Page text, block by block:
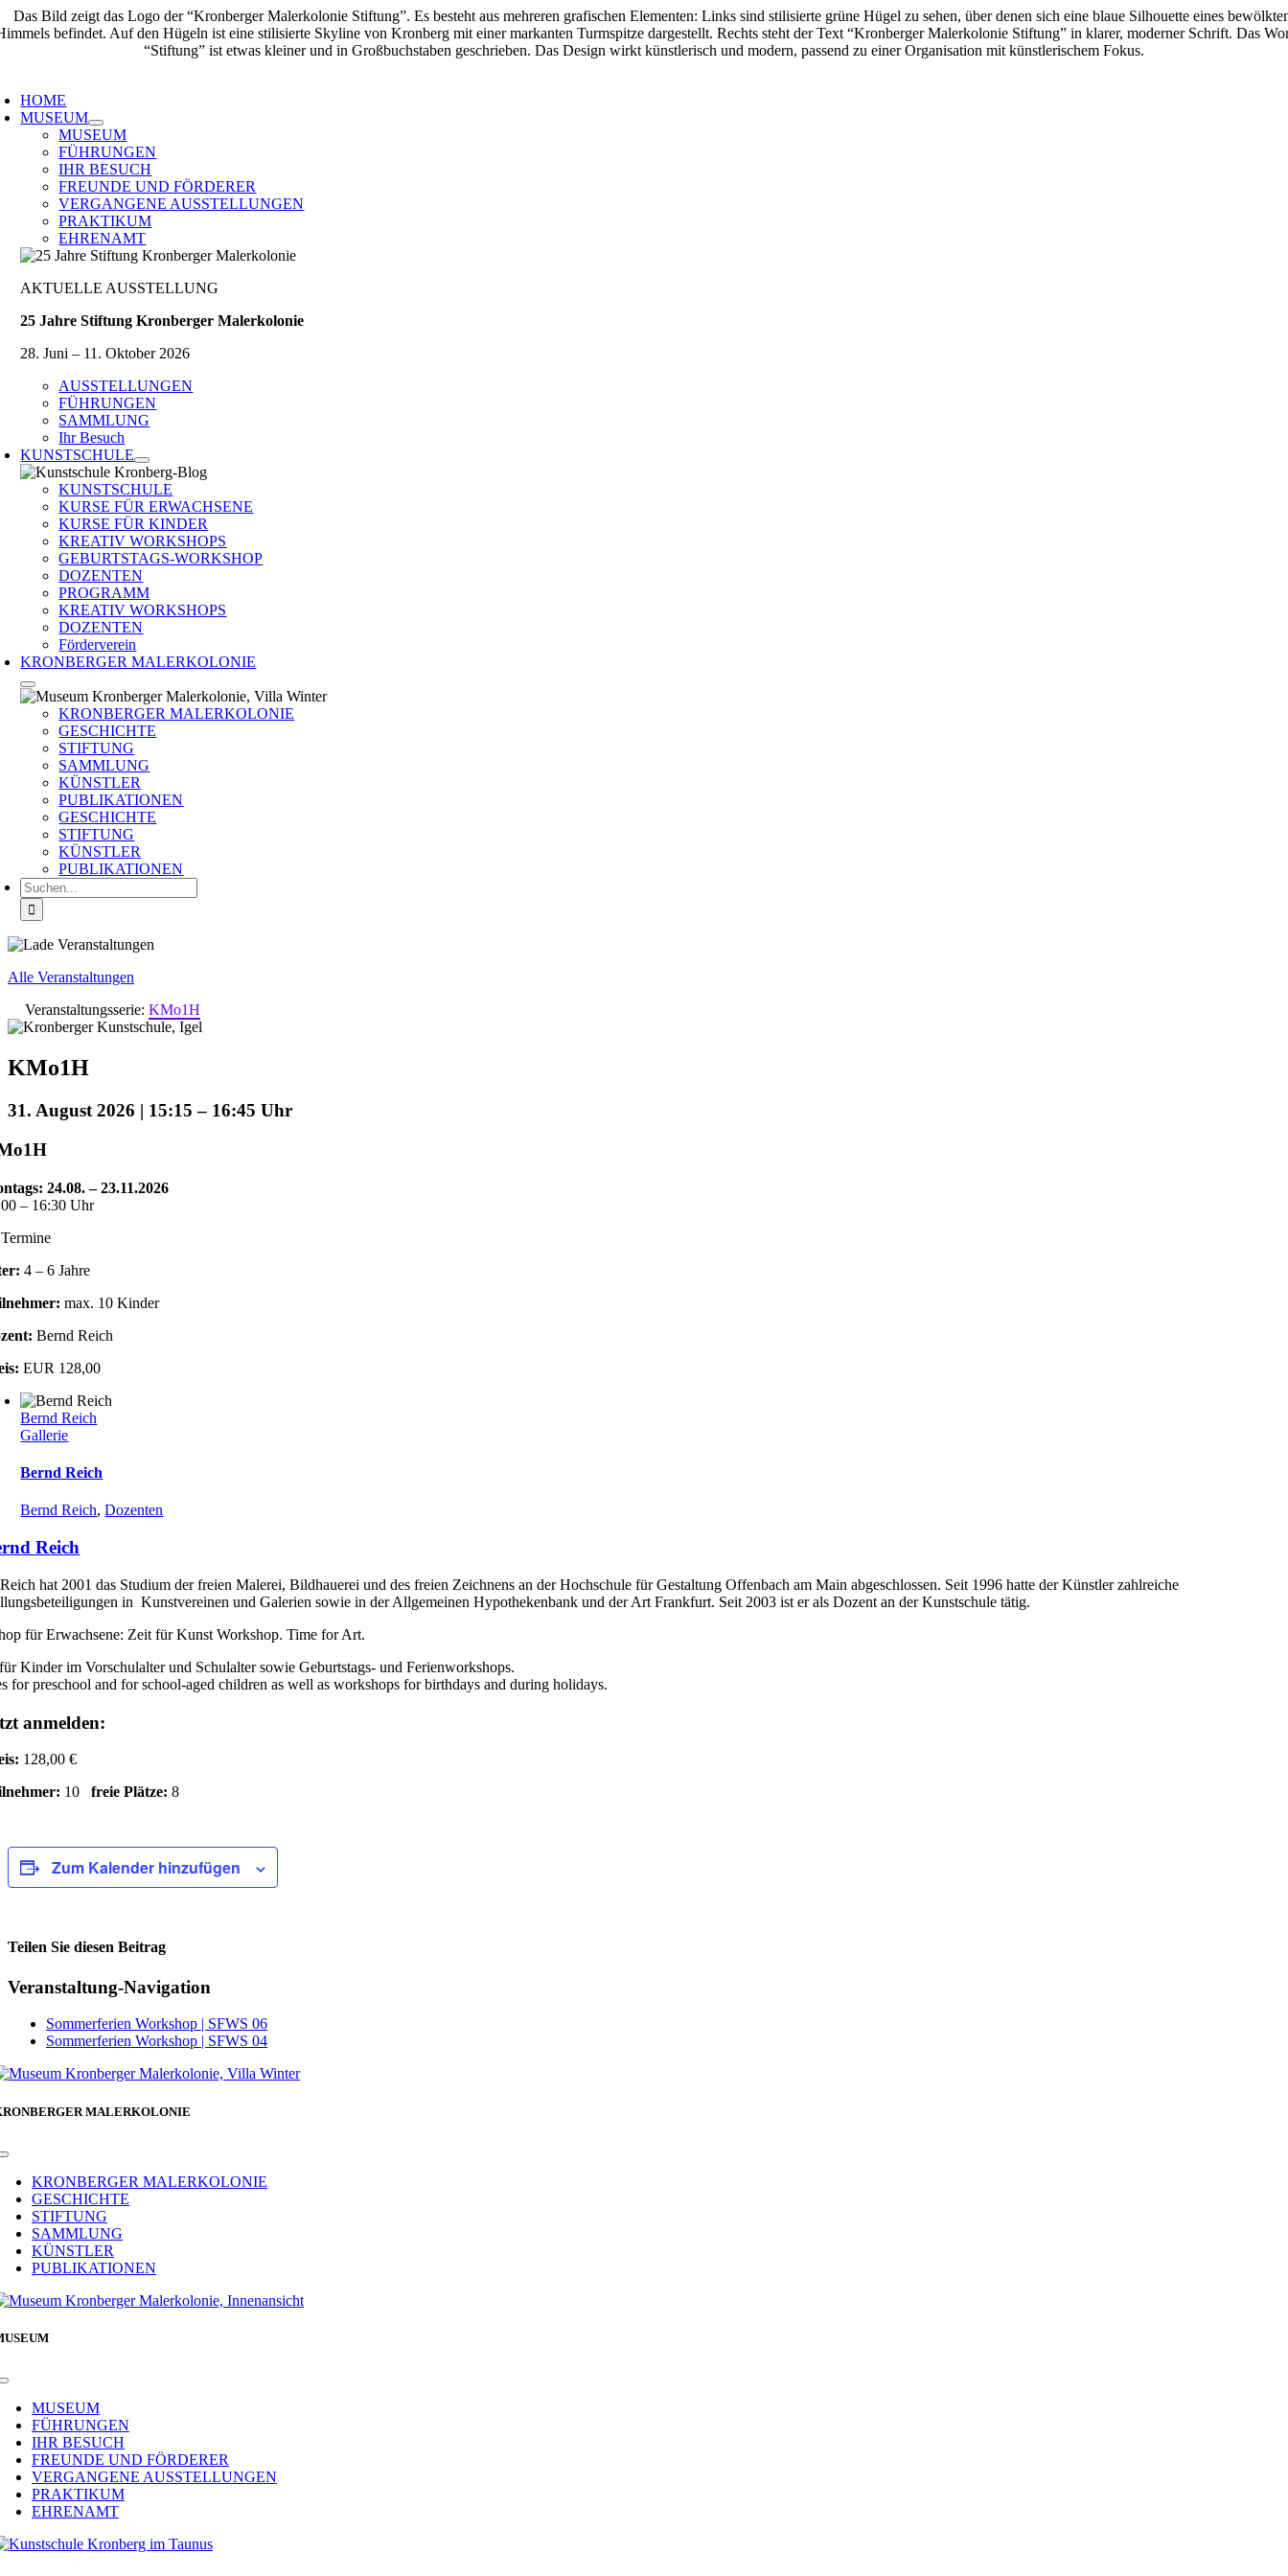
Zum
Inhalt
HOME
MUSEUM
MUSEUM
FÜHRUNGEN
IHR BESUCH
FREUNDE UND FÖRDERER
VERGANGENE AUSSTELLUNGEN
PRAKTIKUM
EHRENAMT
AKTUELLE AUSSTELLUNG
25 Jahre Stiftung Kronberger Malerkolonie
28. Juni – 11. Oktober 2026
AUSSTELLUNGEN
FÜHRUNGEN
SAMMLUNG
Ihr Besuch
KUNSTSCHULE
KUNSTSCHULE
KURSE FÜR ERWACHSENE
KURSE FÜR KINDER
KREATIV WORKSHOPS
GEBURTSTAGS-WORKSHOP
DOZENTEN
PROGRAMM
KREATIV WORKSHOPS
DOZENTEN
Förderverein
KRONBERGER MALERKOLONIE
KRONBERGER MALERKOLONIE
GESCHICHTE
STIFTUNG
SAMMLUNG
KÜNSTLER
PUBLIKATIONEN
GESCHICHTE
STIFTUNG
KÜNSTLER
PUBLIKATIONEN
Suche
nach:
Alle Veranstaltungen
Veranstaltungsserie: KMo1H
KMo1H
31. August 2026 | 15:15 – 16:45
24.08. – 23.11.2026
– 16:30 Uhr
4 – 6 Jahre
max. 10 Kinder
Bernd Reich
EUR 128,00
Bernd Reich
Gallerie
Bernd Reich
Bernd Reich,Dozenten
Reich
hat 2001 das Studium der freien Malerei, Bildhauerei und des freien Zeichnens an der Hochschule für Gestaltung Offenbach am Main abgeschlossen. Seit 1996 hatte der Künstler zahlreiche
in Kunstvereinen und Galerien sowie in der Allgemeinen Hypothekenbank und der Art Frankfurt. Seit 2003 ist er als Dozent an der Kunstschule tätig.
für Erwachsene: Zeit für Kunst Workshop. Time for Art.
Kinder im Vorschulalter und Schulalter sowie Geburtstags- und Ferienworkshops.
for preschool and for school-aged children as well as workshops for birthdays and during holidays.
anmelden:
128,00 €
10freie Plätze: 8
Zum Kalender hinzufügen
Teilen Sie diesen Beitrag
Facebook
Veranstaltung-Navigation
Sommerferien Workshop | SFWS 06
Sommerferien Workshop | SFWS 04
MALERKOLONIE
Toggle
NavigationKRONBERGER MALERKOLONIE
GESCHICHTE
STIFTUNG
SAMMLUNG
KÜNSTLER
PUBLIKATIONEN
Toggle
NavigationMUSEUM
FÜHRUNGEN
IHR BESUCH
FREUNDE UND FÖRDERER
VERGANGENE AUSSTELLUNGEN
PRAKTIKUM
EHRENAMT